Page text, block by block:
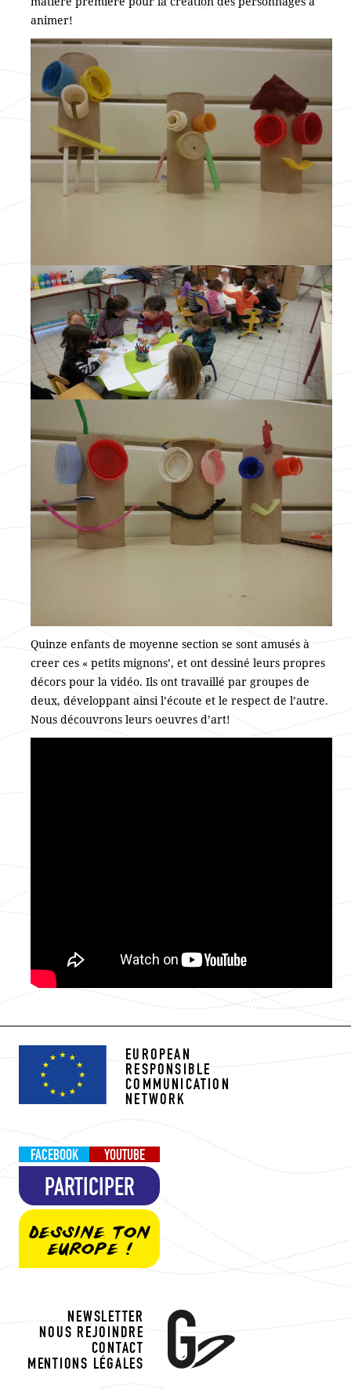
animer!
Quinze enfants de moyenne section se sont amusés à
creer ces « petits mignons’, et ont dessiné leurs propres
décors pour la vidéo. Ils ont travaillé par groupes de
deux, développant ainsi l’écoute et le respect de l’autre.
Nous découvrons leurs oeuvres d’art!
EUROPEAN
RESPONSIBLE
COMMUNICATION
NETWORK
FACEBOOK YOUTUBE
PARTICIPER
DESSINE TON
EUROPE !
NEWSLETTER
NOUS REJOINDRE
CONTACT
MENTIONS LÉGALES